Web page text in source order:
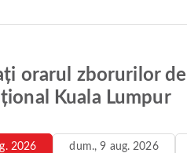
orarul zborurilor
Kuala Lumpur
2026 dum., 9 aug. 2026